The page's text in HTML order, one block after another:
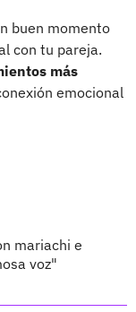
buen momento
con tu pareja.
más
emocional
mariachi e
voz"